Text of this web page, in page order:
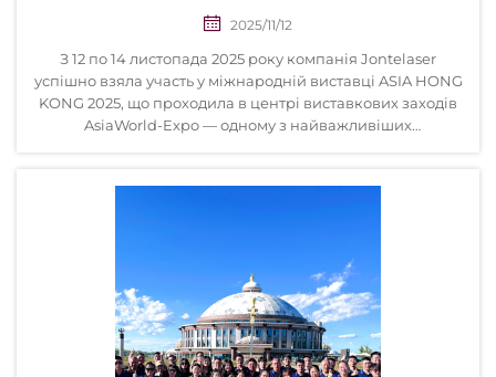
HONG KONG 2025
2025/11/12
З 12 по 14 листопада 2025 року компанія Jontelaser
успішно взяла участь у міжнародній виставці ASIA HONG
KONG 2025, що проходила в центрі виставкових заходів
AsiaWorld-Expo — одному з найважливіших
виробники...